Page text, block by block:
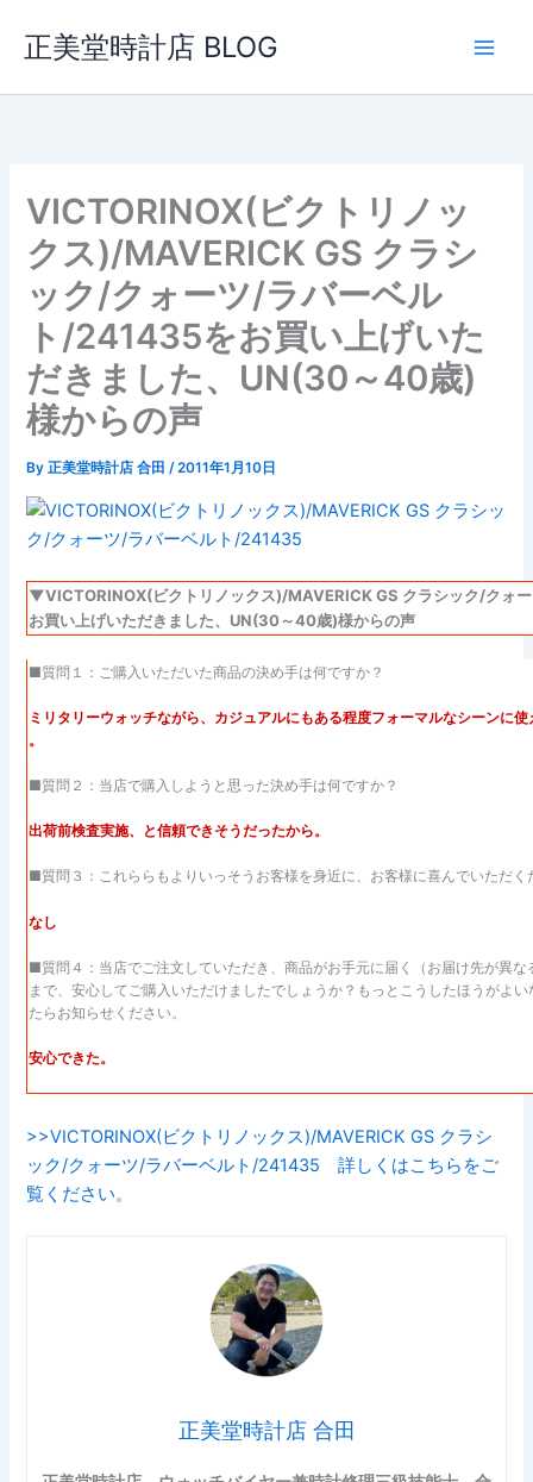
ス
正美堂時計店 BLOG
VICTORINOX(ビクトリノッ
クス)/MAVERICK GS クラシ
ック/クォーツ/ラバーベル
ト/241435をお買い上げいた
だきました、UN(30～40歳)
様からの声
By正美堂時計店 合田/2011年1月10日
▼VICTORINOX(ビクトリノックス)/MAVERICK GS クラシック/クォ
お買い上げいただきました、UN(30～40歳)様からの声
■質問１：ご購入いただいた商品の決め手は何ですか？
ミリタリーウォッチながら、カジュアルにもある程度フォーマルなシーンに
。
■質問２：当店で購入しようと思った決め手は何ですか？
出荷前検査実施、と信頼できそうだったから。
■質問３：これららもよりいっそうお客様を身近に、お客様に喜んでいただ
なし
■質問４：当店でご注文していただき、商品がお手元に届く（お届け先が異
まで、安心してご購入いただけましたでしょうか？もっとこうしたほうがよ
たらお知らせください。
安心できた。
>>VICTORINOX(ビクトリノックス)/MAVERICK GS クラシ
ック/クォーツ/ラバーベルト/241435 詳しくはこちらをご
覧ください。
正美堂時計店 合田